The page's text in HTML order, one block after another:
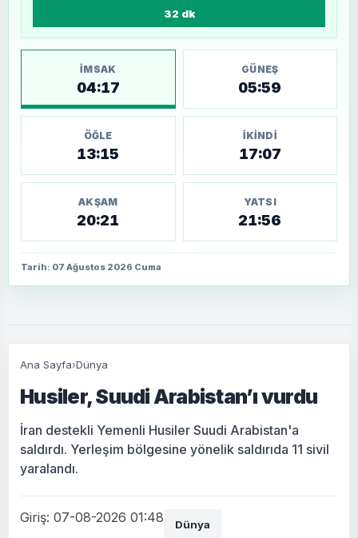
32 dk
İMSAK
04:17
GÜNEŞ
05:59
ÖĞLE
13:15
İKINDI
17:07
AKŞAM
20:21
YATSI
21:56
Tarih: 07 Ağustos 2026 Cuma
Ana Sayfa›Dünya
Husiler, Suudi Arabistan’ı vurdu
İran destekli Yemenli Husiler Suudi Arabistan'a
saldırdı. Yerleşim bölgesine yönelik saldırıda 11 sivil
yaralandı.
Giriş: 07-08-2026 01:48 Dünya